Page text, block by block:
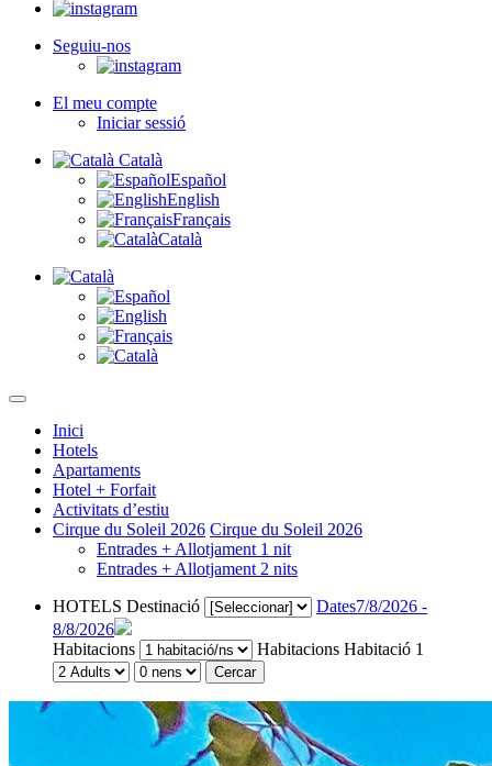
Seguiu-nos
El meu compte
Iniciar sessió
Català
Español
English
Français
Català
Inici
Hotels
Apartaments
Hotel + Forfait
Activitats d’estiu
Cirque du Soleil 2026 Cirque du Soleil 2026
Entrades + Allotjament 1 nit
Entrades + Allotjament 2 nits
HOTELS Destinació Dates7/8/2026 -
8/8/2026
Habitacions
Habitacions Habitació 1
Cercar